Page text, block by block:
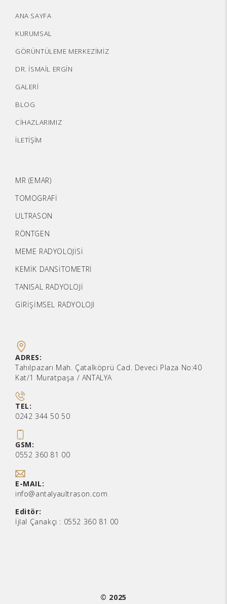
ANA SAYFA
KURUMSAL
GÖRÜNTÜLEME MERKEZİMİZ
DR. İSMAİL ERGİN
GALERİ
BLOG
CİHAZLARIMIZ
İLETİŞİM
MR (EMAR)
TOMOGRAFİ
ULTRASON
RÖNTGEN
MEME RADYOLOJİSİ
KEMİK DANSİTOMETRİ
TANISAL RADYOLOJİ
GİRİŞİMSEL RADYOLOJİ
ADRES:
Tahılpazarı Mah. Çatalköprü Cad. Deveci Plaza No:40
Kat/1 Muratpaşa / ANTALYA
TEL:
0242 344 50 50
GSM:
0552 360 81 00
E-MAIL:
info@antalyaultrason.com
Editör:
İjlal Çanakçı : 0552 360 81 00
© 2025